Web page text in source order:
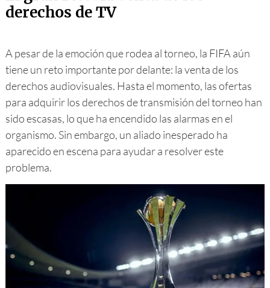
derechos de TV
A pesar de la emoción que rodea al torneo, la FIFA aún
tiene un reto importante por delante: la venta de los
derechos audiovisuales. Hasta el momento, las ofertas
para adquirir los derechos de transmisión del torneo han
sido escasas, lo que ha encendido las alarmas en el
organismo. Sin embargo, un aliado inesperado ha
aparecido en escena para ayudar a resolver este
problema.